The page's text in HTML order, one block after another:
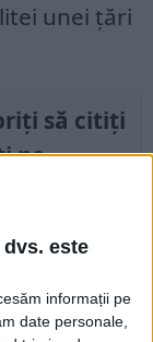
este
informații pe
date personale,
unei țări
să citiți
pe
ediția